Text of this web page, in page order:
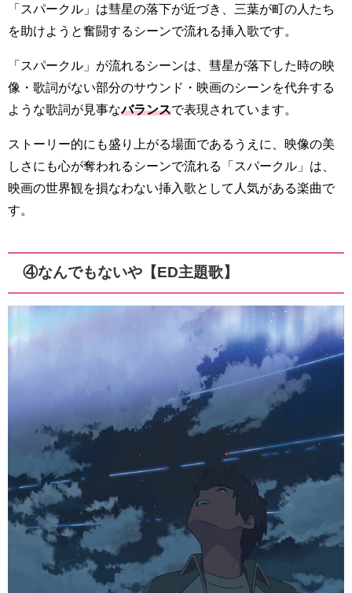
「スパークル」は彗星の落下が近づき、三葉が町の人たち
を助けようと奮闘するシーンで流れる挿入歌です。
「スパークル」が流れるシーンは、彗星が落下した時の映
像・歌詞がない部分のサウンド・映画のシーンを代弁する
ような歌詞が見事なバランスで表現されています。
ストーリー的にも盛り上がる場面であるうえに、映像の美
しさにも心が奪われるシーンで流れる「スパークル」は、
映画の世界観を損なわない挿入歌として人気がある楽曲で
す。
④なんでもないや【ED主題歌】